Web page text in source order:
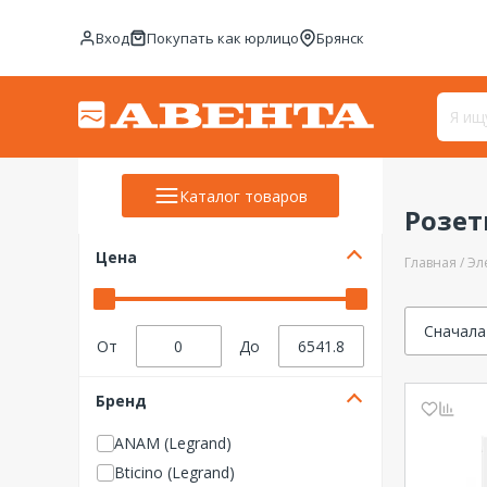
Вход Покупать как юрлицо Брянск
Каталог товаров
Цена
От До
Бренд
ANAM (Legrand)
Bticino (Legrand)
Главная